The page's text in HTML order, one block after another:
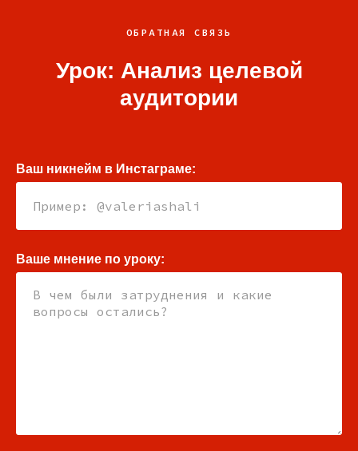
ОБРАТНАЯ СВЯЗЬ
Урок: Анализ целевой
аудитории
Ваш никнейм в Инстаграме:
Ваше мнение по уроку: